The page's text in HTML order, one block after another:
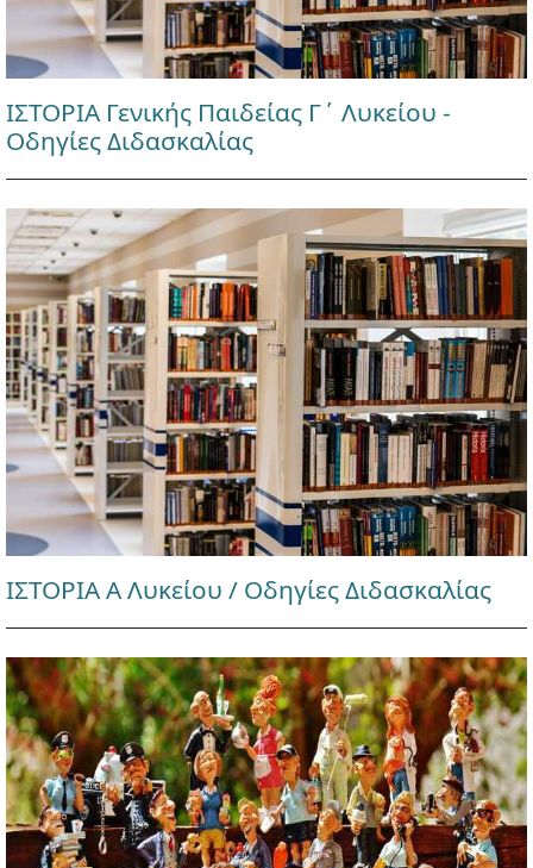
ΙΣΤΟΡΙΑ Γενικής Παιδείας Γ΄ Λυκείου -
Οδηγίες Διδασκαλίας
ΙΣΤΟΡΙΑ Α Λυκείου / Οδηγίες Διδασκαλίας